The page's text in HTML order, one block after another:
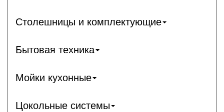
Столешницы и комплектующие
Бытовая техника
Мойки кухонные
Цокольные системы